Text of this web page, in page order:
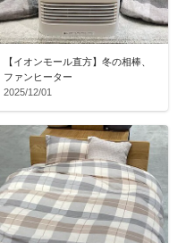
【イオンモール直方】冬の相棒、
ファンヒーター
2025/12/01